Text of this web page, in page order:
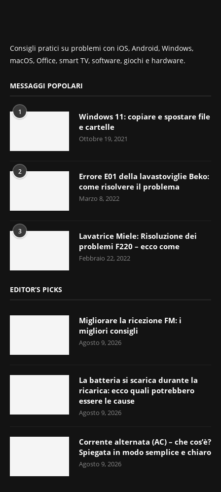
Consigli pratici su problemi con iOS, Android, Windows,
macOS, Office, smart TV, software, giochi e hardware.
MESSAGGI POPOLARI
1
Windows 11: copiare e spostare file
e cartelle
Ottobre 19, 2021
2
Errore E01 della lavastoviglie Beko:
come risolvere il problema
Marzo 8, 2022
3
Lavatrice Miele: Risoluzione dei
problemi F220 – ecco come
Febbraio 22, 2022
EDITOR’S PICKS
Migliorare la ricezione FM: i
migliori consigli
Agosto 9, 2026
La batteria si scarica durante la
ricarica: ecco quali potrebbero
essere le cause
Agosto 9, 2026
Corrente alternata (AC) – che cos’è?
Spiegata in modo semplice e chiaro
Agosto 9, 2026